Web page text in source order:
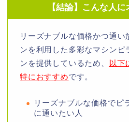
【結論】こんな人に
リーズナブルな価格かつ通い
ンを利用した多彩なマシンピ
ンを提供しているため、
以下
特におすすめです。
リーズナブルな価格でピ
に通いたい人